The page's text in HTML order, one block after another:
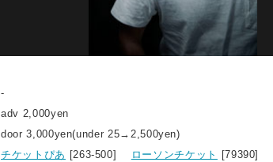
-
adv 2,000yen
door 3,000yen(under 25→2,500yen)
チケットぴあ [263-500] ローソンチケット [79390]